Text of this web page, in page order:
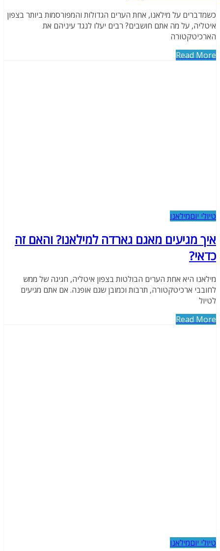
כשמדברים על מילאנו, אחת הערים הגדולות והמפורסמות ביותר בצפון
איטליה, על מה אתם חושבים? רבים יעלו לנגד עיניהם את
הארכיטקטורה
Read More
טיולי יוםמילאנו
איך מגיעים מאגם גארדה למילאנו? והאם זה
כדאי?
מילאנו היא אחת הערים הבולטות בצפון איטליה, חגיגה של ממש
לחובבי ארכיטקטורה, תרבות וכמובן שגם אופנה. אם אתם מגיעים
לטיול
Read More
טיולי יוםמילאנו